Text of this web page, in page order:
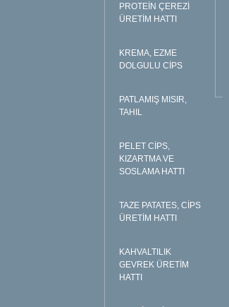
PROTEİN ÇEREZİ
ÜRETİM HATTI
KREMA, EZME
DOLGULU CİPS
PATLAMIŞ MISIR,
TAHIL
PELET CİPS,
KIZARTMA VE
SOSLAMA HATTI
TAZE PATATES, CİPS
ÜRETİM HATTI
KAHVALTILIK
GEVREK ÜRETİM
HATTI